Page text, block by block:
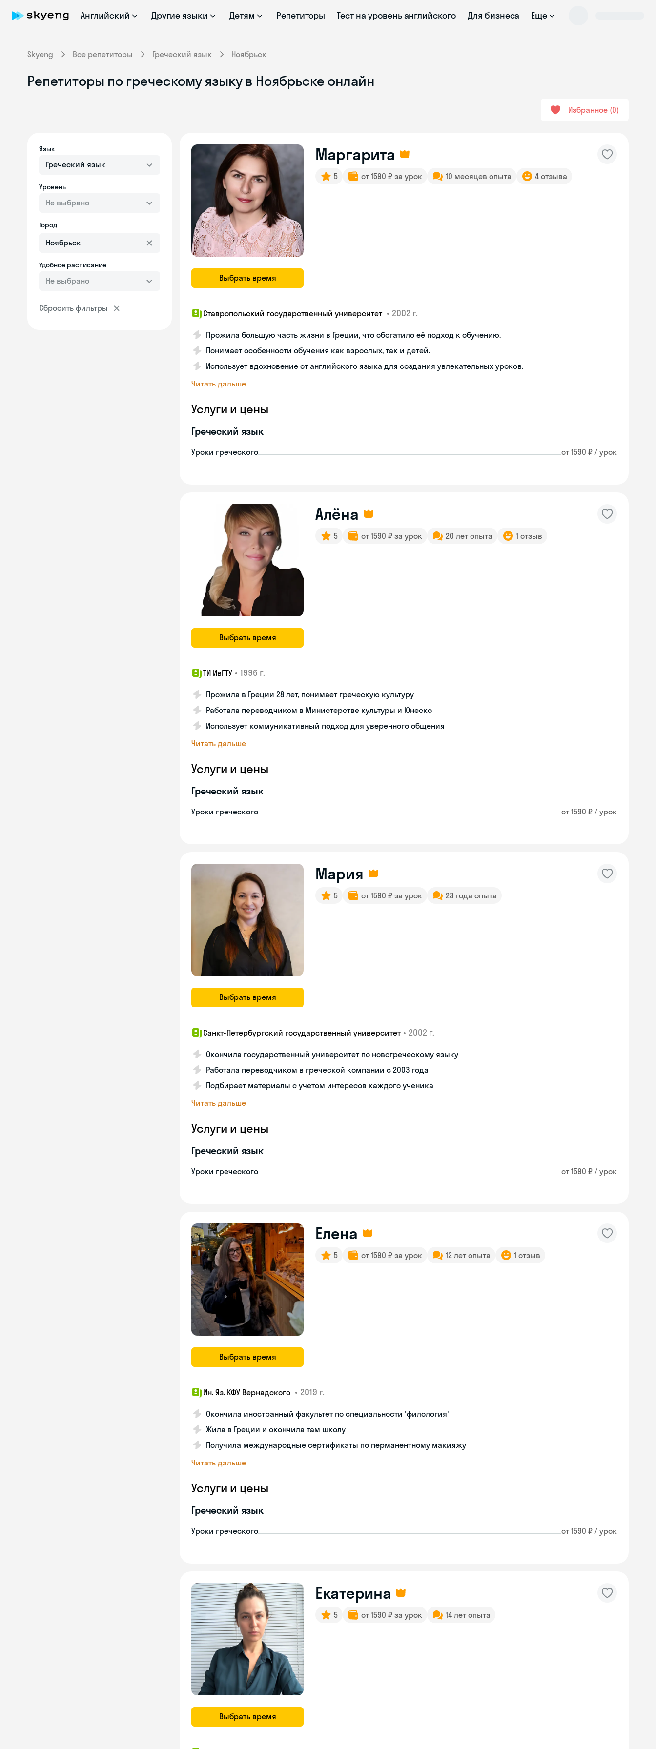
Английский Другие языки Детям Репетиторы Тест на уровень английского Для бизнеса Еще
Skyeng Все репетиторы Греческий язык Ноябрьск
Репетиторы по греческому языку в Ноябрьске онлайн
Избранное 0
Язык
Греческий язык
Уровень
Не выбрано
Город
Удобное расписание
Не выбрано
Сбросить фильтры
Выбрать время
Маргарита
5 от 1590 ₽ за урок 10 месяцев опыта 4 отзыва
Ставропольский государственный университет • 2002 г.
Прожила большую часть жизни в Греции, что обогатило её подход к обучению.
Понимает особенности обучения как взрослых, так и детей.
Использует вдохновение от английского языка для создания увлекательных уроков.
Читать дальше
Услуги и цены
Греческий язык
Уроки греческого от 1590 ₽ / урок
Выбрать время
Алёна
5 от 1590 ₽ за урок 20 лет опыта 1 отзыв
ТИ ИвГТУ • 1996 г.
Прожила в Греции 28 лет, понимает греческую культуру
Работала переводчиком в Министерстве культуры и Юнеско
Использует коммуникативный подход для уверенного общения
Читать дальше
Услуги и цены
Греческий язык
Уроки греческого от 1590 ₽ / урок
Выбрать время
Мария
5 от 1590 ₽ за урок 23 года опыта
Санкт-Петербургский государственный университет • 2002 г.
Окончила государственный университет по новогреческому языку
Работала переводчиком в греческой компании с 2003 года
Подбирает материалы с учетом интересов каждого ученика
Читать дальше
Услуги и цены
Греческий язык
Уроки греческого от 1590 ₽ / урок
Выбрать время
Елена
5 от 1590 ₽ за урок 12 лет опыта 1 отзыв
Ин. Яз. КФУ Вернадского • 2019 г.
Окончила иностранный факультет по специальности 'филология'
Жила в Греции и окончила там школу
Получила международные сертификаты по перманентному макияжу
Читать дальше
Услуги и цены
Греческий язык
Уроки греческого от 1590 ₽ / урок
Выбрать время
Екатерина
5 от 1590 ₽ за урок 14 лет опыта